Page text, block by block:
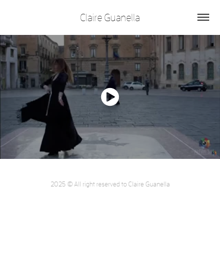
Claire Guanella
2025 © All right reserved to Claire Guanella